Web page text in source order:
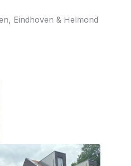
Eindhoven & Helmond